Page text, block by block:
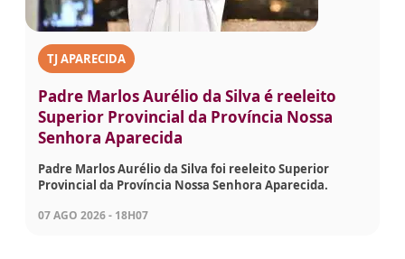
TJ APARECIDA
Padre Marlos Aurélio da Silva é reeleito
Superior Provincial da Província Nossa
Senhora Aparecida
Padre Marlos Aurélio da Silva foi reeleito Superior
Provincial da Província Nossa Senhora Aparecida.
07 AGO 2026 - 18H07